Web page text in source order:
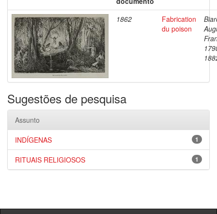
1862
Fabrication
du poison
Sugestões de pesquisa
Assunto
1
INDÍGENAS
1
RITUAIS RELIGIOSOS